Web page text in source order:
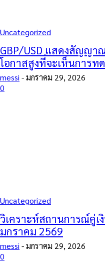
Uncategorized
GBP/USD แสดงสัญญา
โอกาสสูงที่จะเห็นการ
messi -มกราคม 29, 2026
0
Uncategorized
วิเคราะห์สถานการณ์คู่เ
มกราคม 2569
messi -มกราคม 29, 2026
0